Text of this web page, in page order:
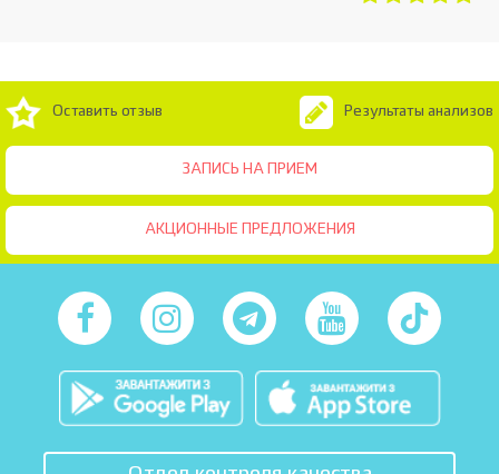
ЗАПИСЬ НА ПРИЕМ
Оставить отзыв Результаты анализов
АКЦИОННЫЕ ПРЕДЛОЖЕНИЯ